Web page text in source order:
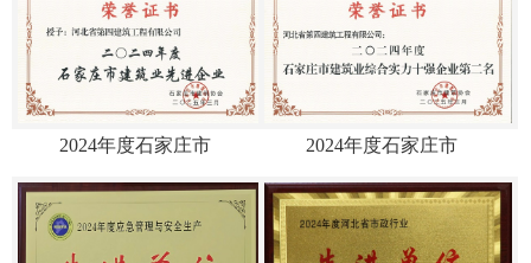
2024年度石家庄市 2024年度石家庄市